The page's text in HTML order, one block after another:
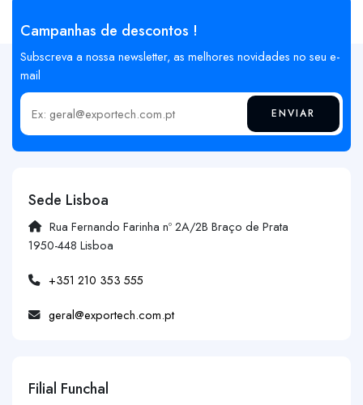
Campanhas de descontos !
Subscreva a nossa newsletter, as melhores novidades no seu e-
mail
Insira o seu email ENVIAR
Sede Lisboa
Rua Fernando Farinha nº 2A/2B Braço de Prata
1950-448 Lisboa
+351 210 353 555
geral@exportech.com.pt
Filial Funchal